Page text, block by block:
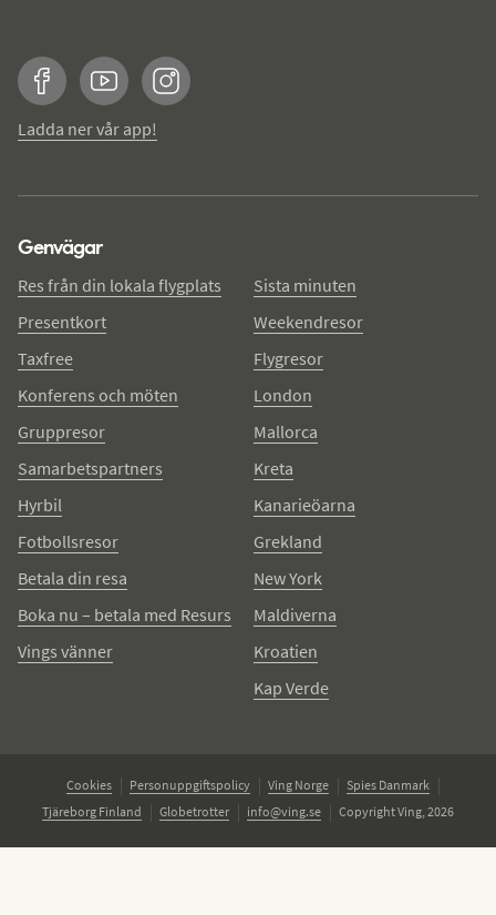
FacebookYouTubeInstagram
Ladda ner vår app!
Genvägar
Res från din lokala flygplats
Presentkort
Taxfree
Konferens och möten
Gruppresor
Samarbetspartners
Hyrbil
Fotbollsresor
Betala din resa
Boka nu – betala med Resurs
Vings vänner
Sista minuten
Weekendresor
Flygresor
London
Mallorca
Kreta
Kanarieöarna
Grekland
New York
Maldiverna
Kroatien
Kap Verde
Cookies Personuppgiftspolicy Ving Norge
Spies Danmark
Tjäreborg Finland
Globetrotter info@ving.se Copyright Ving, 2026